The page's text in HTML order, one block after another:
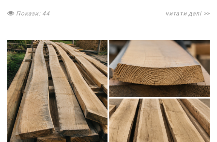
Покази: 44 читати далі >>